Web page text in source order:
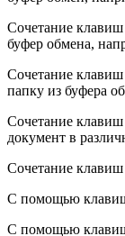
Сочетание клавиш
буфер обмена,
Сочетание клавиш
папку из буфера
Сочетание клавиш
документ в
Сочетание клавиш
С помощью
С помощью